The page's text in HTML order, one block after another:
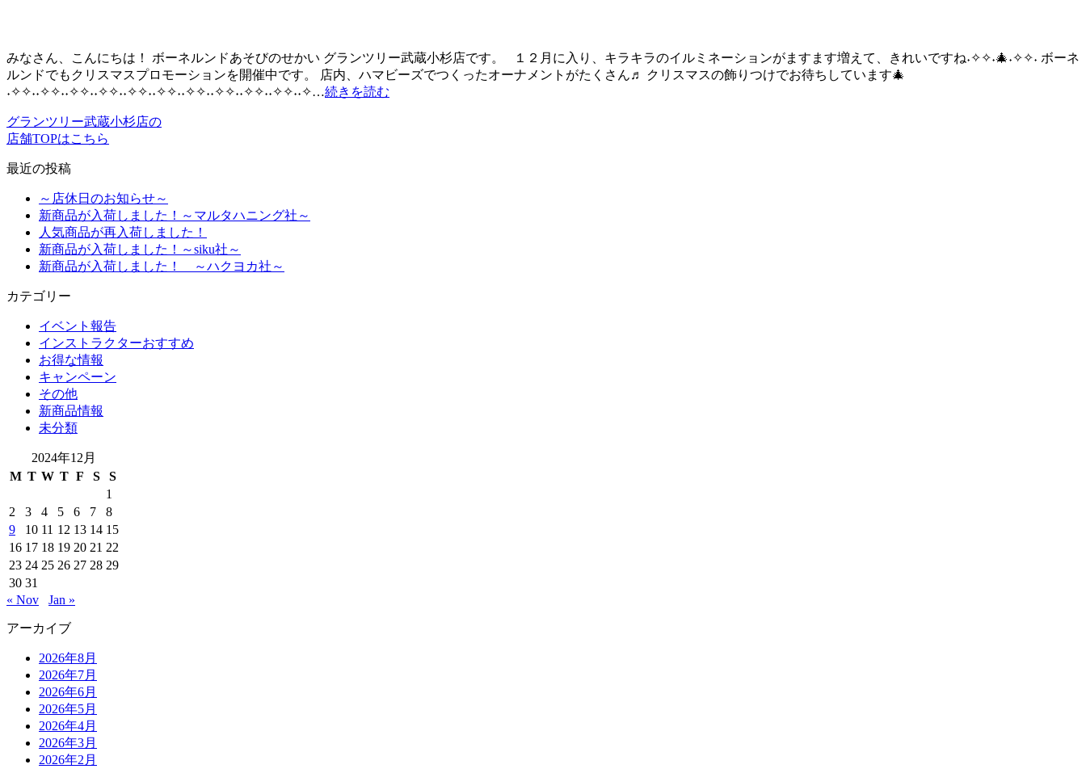
みなさん、こんにちは！ ボーネルンドあそびのせかい グランツリー武蔵小杉店です。 １２月に入り、キラキラのイルミネーションがますます増えて、きれいですね˖✧✧˖🎄˖✧✧˖ ボーネ
ルンドでもクリスマスプロモーションを開催中です。 店内、ハマビーズでつくったオーナメントがたくさん♬ クリスマスの飾りつけでお待ちしています🎄
˖✧✧˖˖✧✧˖˖✧✧˖˖✧✧˖˖✧✧˖˖✧✧˖˖✧✧˖˖✧✧˖˖✧✧˖˖✧✧˖˖✧…続きを読む
グランツリー武蔵小杉店の
店舗TOPはこちら
最近の投稿
～店休日のお知らせ～
新商品が入荷しました！～マルタハニング社～
人気商品が再入荷しました！
新商品が入荷しました！～siku社～
新商品が入荷しました！ ～ハクヨカ社～
カテゴリー
イベント報告
インストラクターおすすめ
お得な情報
キャンペーン
その他
新商品情報
未分類
2024年12月
M T W T F S
S
1
2
3 4 5 6 7
8
9
10 11 12 13 14 15
16 17 18 19 20 21 22
23 24 25 26 27 28 29
30 31
« Nov
Jan »
アーカイブ
2026年8月
2026年7月
2026年6月
2026年5月
2026年4月
2026年3月
2026年2月